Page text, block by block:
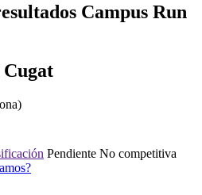
Campus Run
Cugat
Pendiente No competitiva